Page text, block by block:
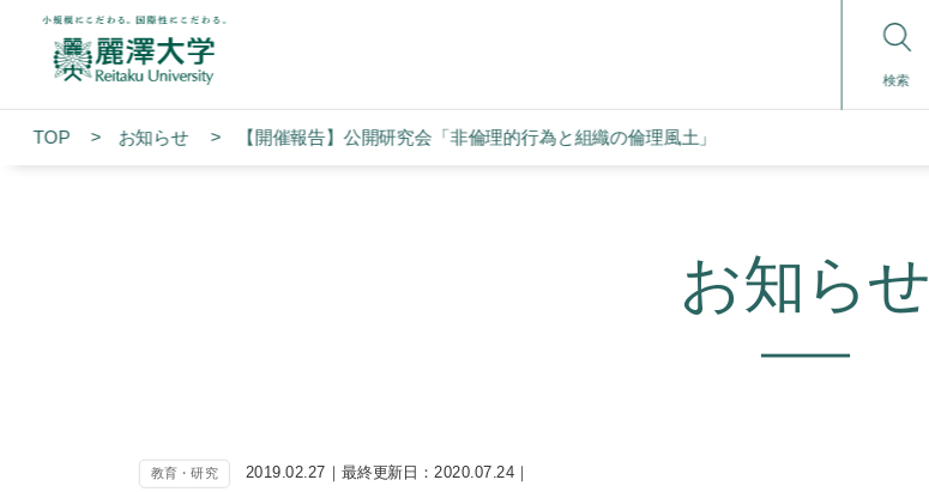
検索
TOP お知らせ 【開催報告】公開研究会「非倫理的行為と組織の倫理風土」
お知らせ
教育・研究 2019.02.27｜最終更新日：2020.07.24｜